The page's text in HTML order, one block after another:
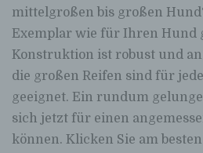
mittelgroßen bis großen
Exemplar wie für Ihren Hund
Konstruktion ist robust und
die großen Reifen sind für
geeignet. Ein rundum
sich jetzt für einen
können. Klicken Sie am